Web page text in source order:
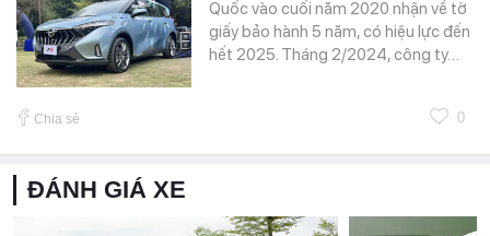
Quốc vào cuối năm 2020 nhận về tờ
giấy bảo hành 5 năm, có hiệu lực đến
hết 2025. Tháng 2/2024, công ty…
Chia sẻ 0
ĐÁNH GIÁ XE